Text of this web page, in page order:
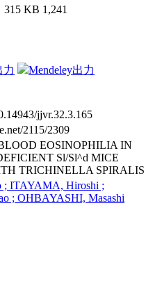
315 KB 1,241
力 Mendeley出力
jjvr.32.3.165
2115/2309
EOSINOPHILIA IN
Sl/Sl^d MICE
TRICHINELLA SPIRALIS
; ITAYAMA, Hiroshi ;
; OHBAYASHI, Masashi